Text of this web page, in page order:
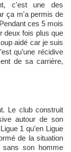
c'est une des
ça m'a permis de
ces 5 mois
deux fois plus que
aidé car je suis
qu’une récidive
de sa carrière,
autour de son
1 qu’en Ligue
de la situation
son homme